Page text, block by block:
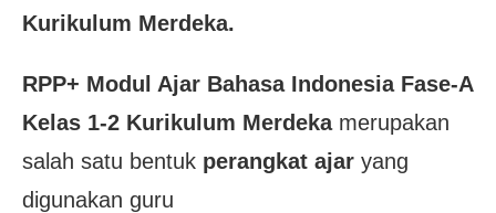
Kurikulum Merdeka.
RPP+ Modul Ajar Bahasa Indonesia Fase-A
Kelas 1-2 Kurikulum Merdeka merupakan
salah satu bentuk perangkat ajar yang
digunakan guru